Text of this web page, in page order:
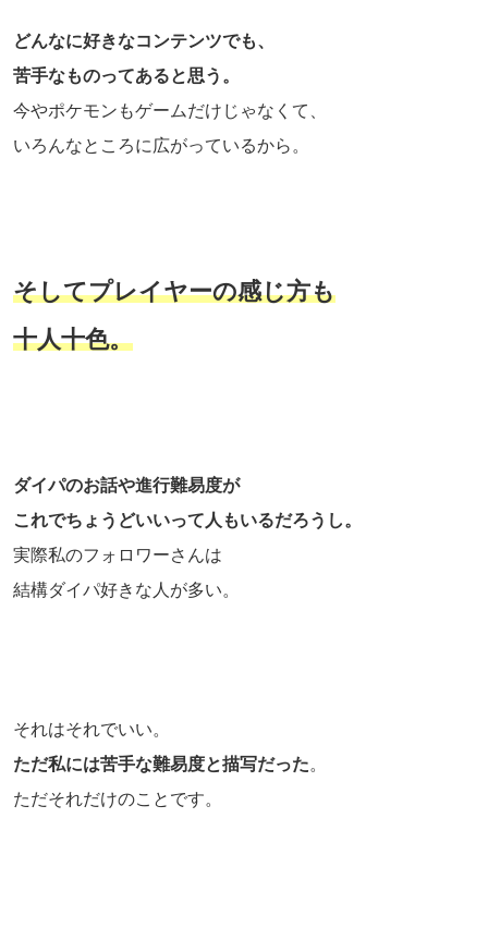
どんなに好きなコンテンツでも、
苦手なものってあると思う。
今やポケモンもゲームだけじゃなくて、
いろんなところに広がっているから。
そしてプレイヤーの感じ方も
十人十色。
ダイパのお話や進行難易度が
これでちょうどいいって人もいるだろうし。
実際私のフォロワーさんは
結構ダイパ好きな人が多い。
それはそれでいい。
ただ私には苦手な難易度と描写だった。
ただそれだけのことです。